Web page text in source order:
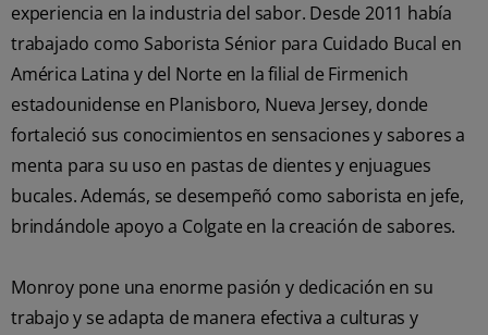
experiencia en la industria del sabor. Desde 2011 había
trabajado como Saborista Sénior para Cuidado Bucal en
América Latina y del Norte en la filial de Firmenich
estadounidense en Planisboro, Nueva Jersey, donde
fortaleció sus conocimientos en sensaciones y sabores a
menta para su uso en pastas de dientes y enjuagues
bucales. Además, se desempeñó como saborista en jefe,
brindándole apoyo a Colgate en la creación de sabores.
Monroy pone una enorme pasión y dedicación en su
trabajo y se adapta de manera efectiva a culturas y